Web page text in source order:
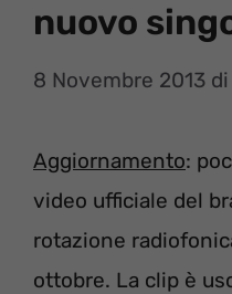
nuovo
8 Novembre 2013 di
Aggiornamento:
video ufficiale del
rotazione
ottobre. La clip è